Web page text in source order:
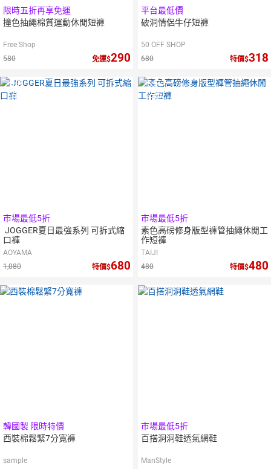
限時五折再享免運
撞色抽繩棉質運動休閒短褲
Free Shop
580
免運 290
平台最低價
破洞情侶牛仔短褲
50 OFF SHOP
680
特價 318
5倍
點數
市場最低5折
JOGGER夏日最強系列 可拆式縮
口褲
AOYAMA
1,080
特價 680
5倍
點數
市場最低5折
素色高磅修身版型褲管抽繩休閒工
作短褲
TAIJI
480
特價 480
韓國製 限時特價
西裝棉鬆緊7分寬褲
sample
市場最低5折
百搭洞洞鞋透氣網鞋
ManStyle